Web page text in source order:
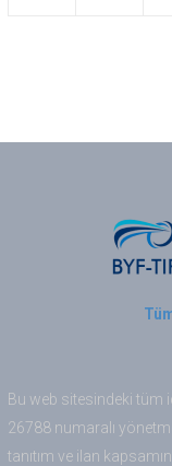
Bu web sitesindeki tüm
26788 numaralı
tanıtım ve ilan